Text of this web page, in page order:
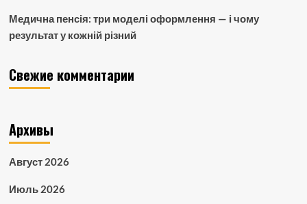
Медична пенсія: три моделі оформлення — і чому
результат у кожній різний
Свежие комментарии
Архивы
Август 2026
Июль 2026